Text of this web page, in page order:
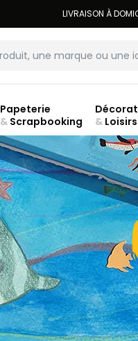
LIVRAISON À
Papeterie
&Scrapbooking
&